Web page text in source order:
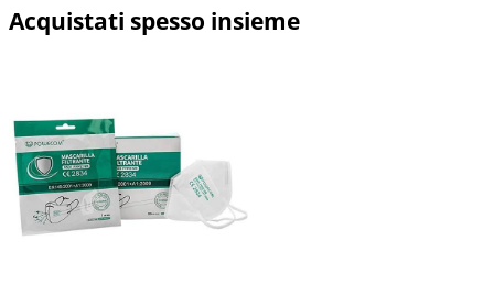
Acquistati spesso insieme